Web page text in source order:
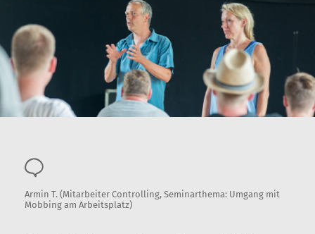
Armin T. (Mitarbeiter Controlling, Seminarthema: Umgang mit
Mobbing am Arbeitsplatz)